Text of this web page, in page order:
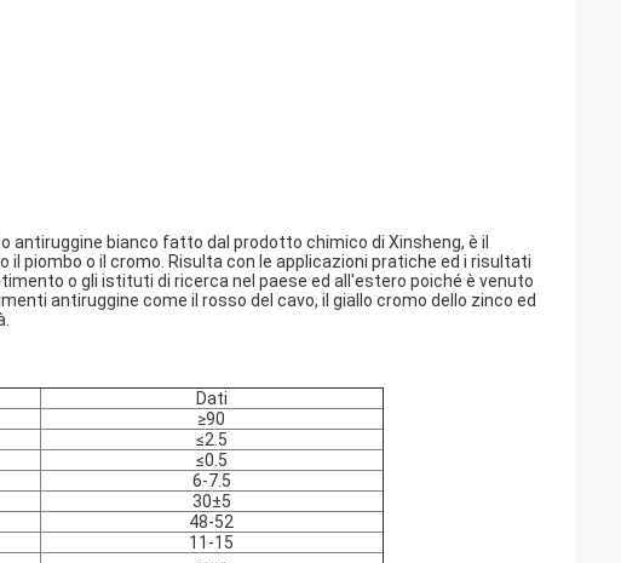
antiruggine bianco fatto dal prodotto chimico di Xinsheng, è il
piombo o il cromo. Risulta con le applicazioni pratiche ed i risultati
o gli istituti di ricerca nel paese ed all'estero poiché è venuto
antiruggine come il rosso del cavo, il giallo cromo dello zinco ed
Dati
≥90
≤2.5
≤0.5
6-7.5
30±5
48-52
11-15